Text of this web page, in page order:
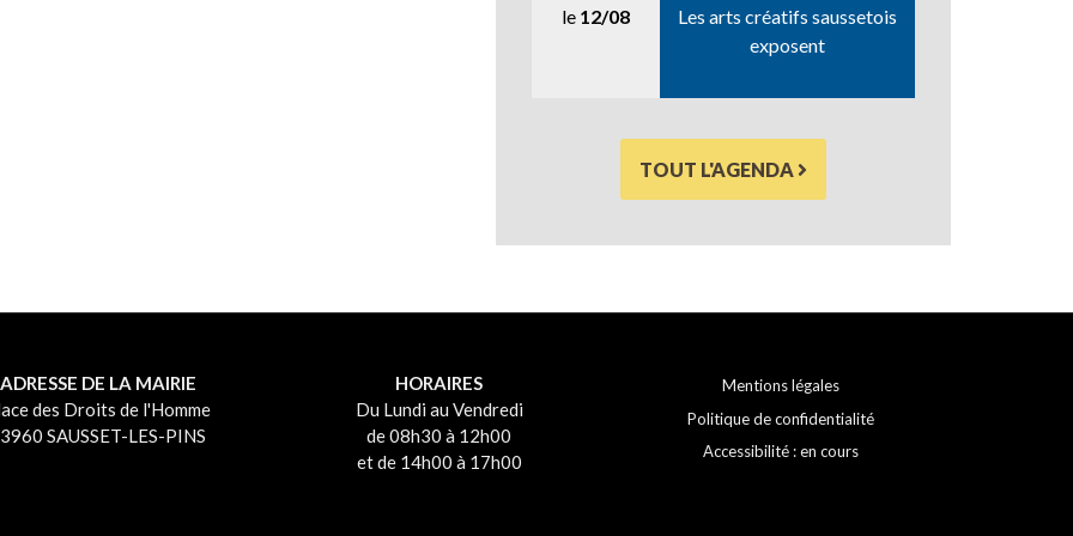
le 12/08
Les arts créatifs saussetois
exposent
TOUT L'AGENDA
ADRESSE DE LA MAIRIE
des Droits de l'Homme
SAUSSET-LES-PINS
HORAIRES
Du Lundi au Vendredi
de 08h30 à 12h00
et de 14h00 à 17h00
Mentions légales
Politique de confidentialité
Accessibilité : en cours